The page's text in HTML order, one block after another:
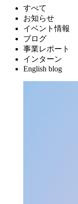
すべて
お知らせ
イベント情報
ブログ
事業レポート
インターン
English blog